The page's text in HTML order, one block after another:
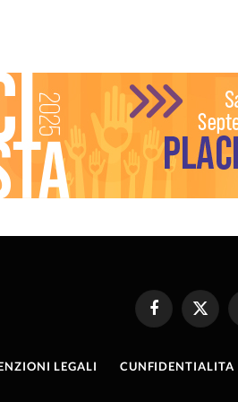
FacebookX
(Twitter)
LEGALI CUNFIDENTIALITA